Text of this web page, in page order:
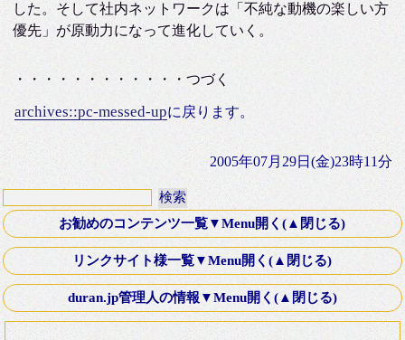
した。そして社内ネットワークは「不純な動機の楽しい方
優先」が原動力になって進化していく。
・・・・・・・・・・・・つづく
archives::pc-messed-upに戻ります。
2005年07月29日(金)23時11分
お勧めのコンテンツ一覧▼Menu開く(▲閉じる)
第十八話・外伝「Down ！」K氏より寄稿
Old Fashioned Love Songシリーズ
映画 いつかA列車に乗って 2003年
リンクサイト様一覧▼Menu開く(▲閉じる)
文芸Webサーチ
K-電子計算機同好会
duran.jp管理人の情報▼Menu開く(▲閉じる)